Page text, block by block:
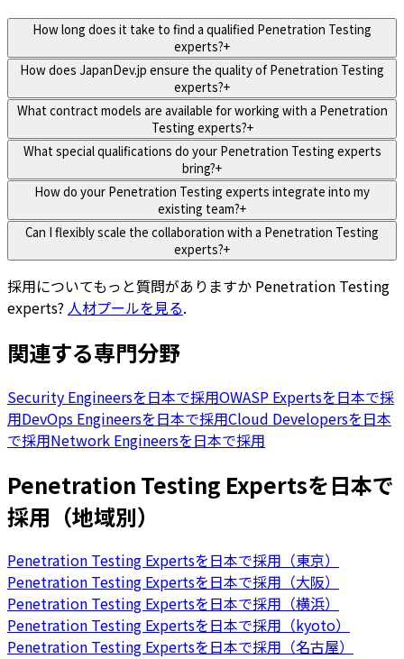
How long does it take to find a qualified Penetration Testing
experts?+
How does JapanDev.jp ensure the quality of Penetration Testing
experts?+
What contract models are available for working with a Penetration
Testing experts?+
What special qualifications do your Penetration Testing experts
bring?+
How do your Penetration Testing experts integrate into my
existing team?+
Can I flexibly scale the collaboration with a Penetration Testing
experts?+
採用についてもっと質問がありますか Penetration Testing
experts? 人材プールを見る.
関連する専門分野
Security Engineersを日本で採用OWASP Expertsを日本で採
用DevOps Engineersを日本で採用Cloud Developersを日本
で採用Network Engineersを日本で採用
Penetration Testing Expertsを日本で
採用（地域別）
Penetration Testing Expertsを日本で採用（東京）
Penetration Testing Expertsを日本で採用（大阪）
Penetration Testing Expertsを日本で採用（横浜）
Penetration Testing Expertsを日本で採用（kyoto）
Penetration Testing Expertsを日本で採用（名古屋）